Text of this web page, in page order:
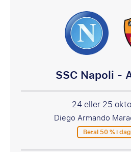
SSC Napoli -
24 eller 25
Diego Armando
Betal 50 % i